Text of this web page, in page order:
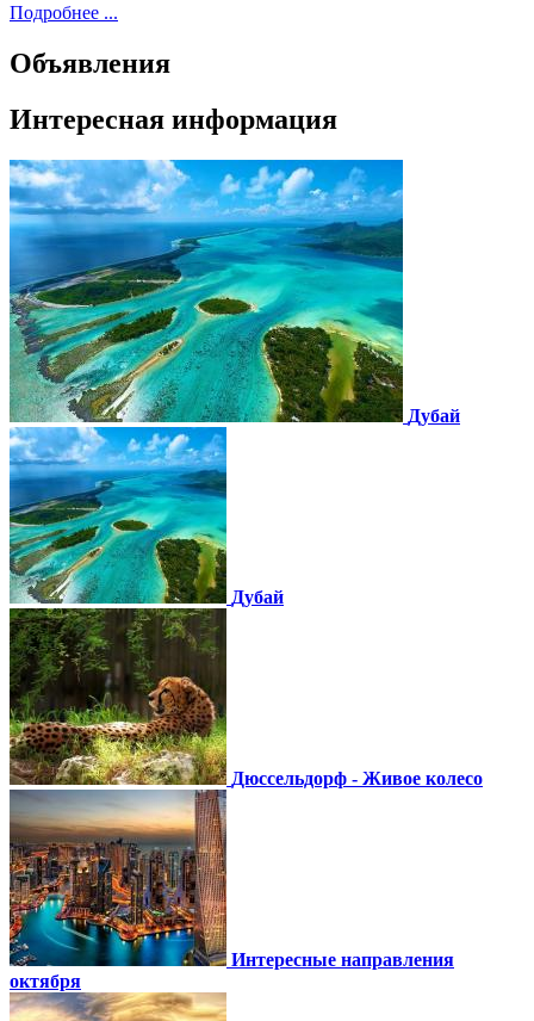
Подробнее ...
Объявления
Интересная информация
Дубай
Дубай
Дюссельдорф - Живое колесо
Интересные направления
октября